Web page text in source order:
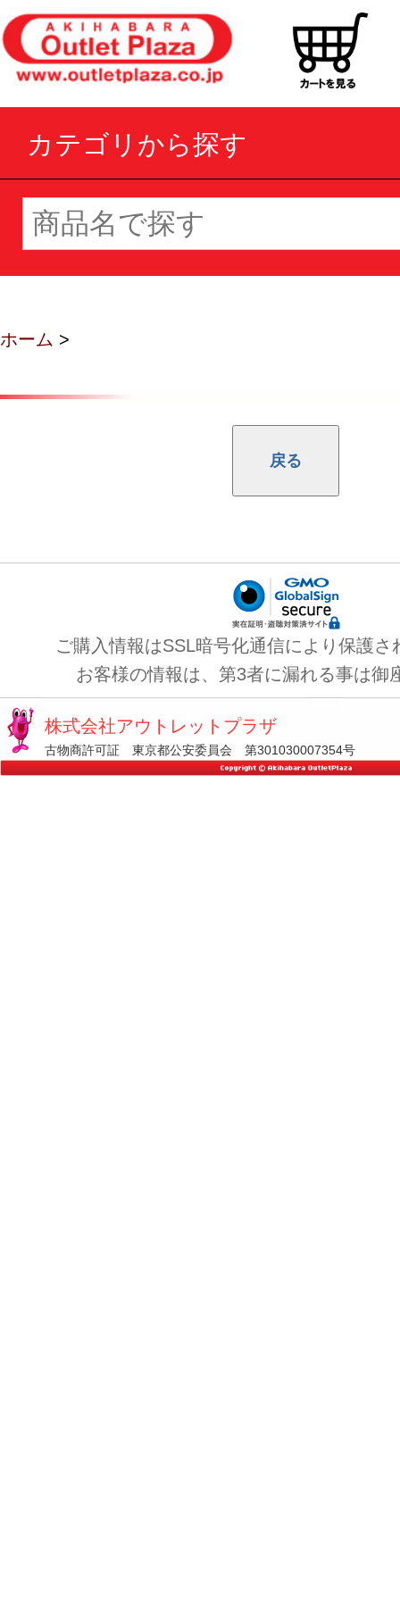
カテゴリから探す
ホーム >
ご購入情報はSSL暗号化通信により保護さ
お客様の情報は、第3者に漏れる事は御
株式会社アウトレットプラザ
古物商許可証 東京都公安委員会 第301030007354号